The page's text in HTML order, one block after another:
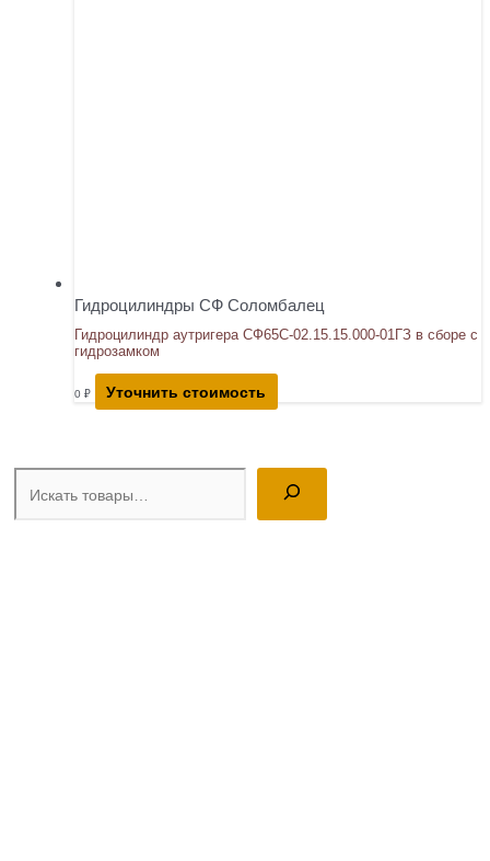
Поиск
Гидроцилиндры СФ Соломбалец
Гидроцилиндр аутригера СФ65С-02.15.15.000-01ГЗ в сборе с
гидрозамком
0 ₽ Уточнить стоимость